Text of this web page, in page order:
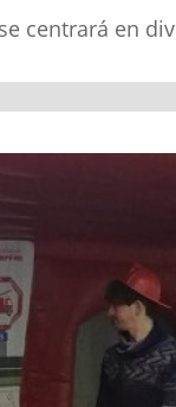
centrará en